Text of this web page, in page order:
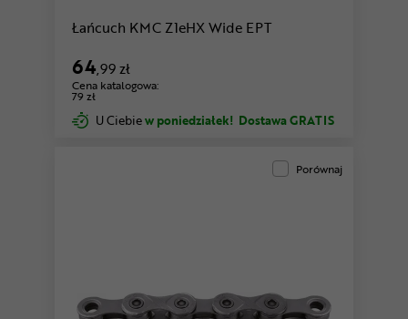
Łańcuch KMC Z1eHX Wide EPT
64,99 zł
Cena katalogowa:
79 zł
U Ciebiew poniedziałek! Dostawa GRATIS
Porównaj